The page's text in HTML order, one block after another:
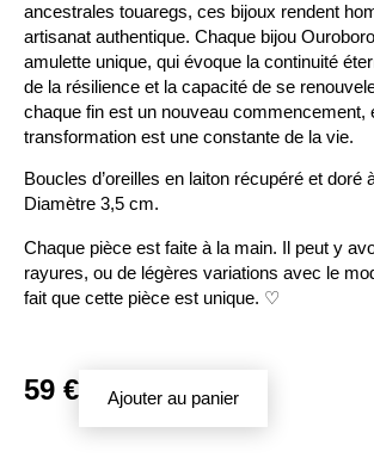
ancestrales touaregs, ces bijoux rendent
artisanat authentique. Chaque bijou
amulette unique, qui évoque la continuité
de la résilience et la capacité de se
chaque fin est un nouveau commencement,
transformation est une constante de la vie.
Boucles d’oreilles en laiton récupéré et doré
Diamètre 3,5 cm.
Chaque pièce est faite à la main. Il peut y
rayures, ou de légères variations avec le
fait que cette pièce est unique. ♡
59 € Ajouter au panier